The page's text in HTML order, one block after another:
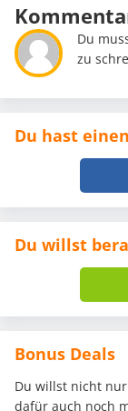
Du
zu
Du hast
Du willst
Bonus Deals
Du willst nicht
dafür auch noch